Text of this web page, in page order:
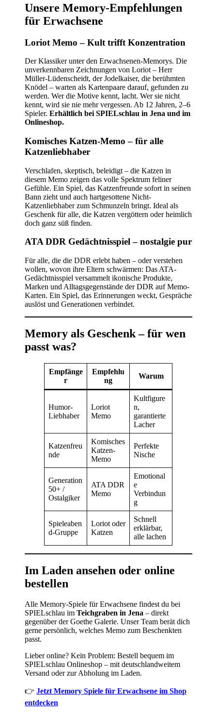
Unsere Memory-Empfehlungen
für Erwachsene
Loriot Memo – Kult trifft Konzentration
Der Klassiker unter den Erwachsenen-Memorys. Die
unverkennbaren Zeichnungen von Loriot – Herr
Müller-Lüdenscheidt, der Jodelkaiser, die berühmten
Knödel – warten als Kartenpaare darauf, gefunden zu
werden. Wer die Motive kennt, lacht. Wer sie nicht
kennt, wird sie nie mehr vergessen. Ab 12 Jahren, 2–6
Spieler.Erhältlich bei SPIELschlau in Jena und im
Onlineshop.
Komisches Katzen-Memo – für alle
Katzenliebhaber
Verschlafen, skeptisch, beleidigt – die Katzen in
diesem Memo zeigen das volle Spektrum feliner
Gefühle. Ein Spiel, das Katzenfreunde sofort in seinen
Bann zieht und auch hartgesottene Nicht-
Katzenliebhaber zum Schmunzeln bringt. Ideal als
Geschenk für alle, die Katzen vergöttern oder heimlich
doch ganz süß finden.
ATA DDR Gedächtnisspiel – nostalgie pur
Für alle, die die DDR erlebt haben – oder verstehen
wollen, wovon ihre Eltern schwärmen: Das ATA-
Gedächtnisspiel versammelt ikonische Produkte,
Marken und Alltagsgegenstände der DDR auf Memo-
Karten. Ein Spiel, das Erinnerungen weckt, Gespräche
auslöst und Generationen verbindet.
Memory als Geschenk – für wen
passt was?
Empfänge
r
Empfehlu
ng
Warum
Humor-
Liebhaber
Loriot
Memo
Kultfigure
n,
garantierte
Lacher
Katzenfreu
nde
Komisches
Katzen-
Memo
Perfekte
Nische
Generation
50+ /
Ostalgiker
ATA DDR
Memo
Emotional
e
Verbindun
g
Spieleaben
d-Gruppe
Loriot oder
Katzen
Schnell
erklärbar,
alle lachen
Im Laden ansehen oder online
bestellen
Alle Memory-Spiele für Erwachsene findest du bei
SPIELschlau imTeichgraben in Jena – direkt
gegenüber der Goethe Galerie. Unser Team berät dich
gerne persönlich, welches Memo zum Beschenkten
passt.
Lieber online? Kein Problem: Bestell bequem im
SPIELschlau Onlineshop – mit deutschlandweitem
Versand oder zur Abholung im Laden.
👉Jetzt Memory Spiele für Erwachsene im Shop
entdecken